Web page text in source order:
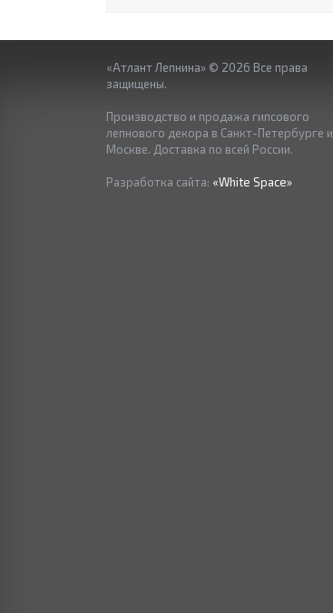
«Атлант Лепнина» © 2026 Все права
защищены.
Производство и продажа гипсового
лепнового декора в Санкт-Петербурге и
Москве. Доставка по всей России.
Разработка сайта: «White Space»